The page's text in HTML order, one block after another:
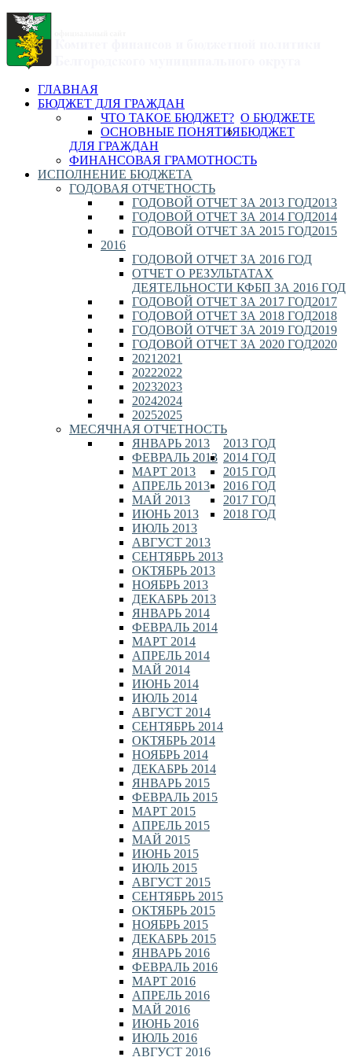
ГЛАВНАЯ
БЮДЖЕТ ДЛЯ ГРАЖДАН
О БЮДЖЕТЕ
ЧТО ТАКОЕ БЮДЖЕТ?
ОСНОВНЫЕ ПОНЯТИЯБЮДЖЕТ
ДЛЯ ГРАЖДАН
ФИНАНСОВАЯ ГРАМОТНОСТЬ
ИСПОЛНЕНИЕ БЮДЖЕТА
ГОДОВАЯ ОТЧЕТНОСТЬ
2013
ГОДОВОЙ ОТЧЕТ ЗА 2013 ГОД
2014
ГОДОВОЙ ОТЧЕТ ЗА 2014 ГОД
2015
ГОДОВОЙ ОТЧЕТ ЗА 2015 ГОД
2016
ГОДОВОЙ ОТЧЕТ ЗА 2016 ГОД
ОТЧЕТ О РЕЗУЛЬТАТАХ
ДЕЯТЕЛЬНОСТИ КФБП ЗА 2016 ГОД
2017
ГОДОВОЙ ОТЧЕТ ЗА 2017 ГОД
2018
ГОДОВОЙ ОТЧЕТ ЗА 2018 ГОД
2019
ГОДОВОЙ ОТЧЕТ ЗА 2019 ГОД
2020
ГОДОВОЙ ОТЧЕТ ЗА 2020 ГОД
2021
2021
2022
2022
2023
2023
2024
2024
2025
2025
МЕСЯЧНАЯ ОТЧЕТНОСТЬ
2013 ГОД
ЯНВАРЬ 2013
ФЕВРАЛЬ 2013
МАРТ 2013
АПРЕЛЬ 2013
МАЙ 2013
ИЮНЬ 2013
ИЮЛЬ 2013
АВГУСТ 2013
СЕНТЯБРЬ 2013
ОКТЯБРЬ 2013
НОЯБРЬ 2013
ДЕКАБРЬ 2013
2014 ГОД
ЯНВАРЬ 2014
ФЕВРАЛЬ 2014
МАРТ 2014
АПРЕЛЬ 2014
МАЙ 2014
ИЮНЬ 2014
ИЮЛЬ 2014
АВГУСТ 2014
СЕНТЯБРЬ 2014
ОКТЯБРЬ 2014
НОЯБРЬ 2014
ДЕКАБРЬ 2014
2015 ГОД
ЯНВАРЬ 2015
ФЕВРАЛЬ 2015
МАРТ 2015
АПРЕЛЬ 2015
МАЙ 2015
ИЮНЬ 2015
ИЮЛЬ 2015
АВГУСТ 2015
СЕНТЯБРЬ 2015
ОКТЯБРЬ 2015
НОЯБРЬ 2015
ДЕКАБРЬ 2015
2016 ГОД
ЯНВАРЬ 2016
ФЕВРАЛЬ 2016
МАРТ 2016
АПРЕЛЬ 2016
МАЙ 2016
ИЮНЬ 2016
ИЮЛЬ 2016
АВГУСТ 2016
2017 ГОД
2018 ГОД